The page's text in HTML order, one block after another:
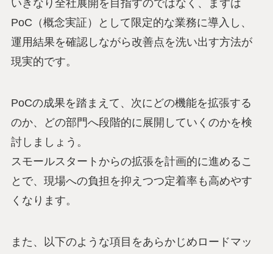
いきなり全社展開を目指すのではなく、まずは
PoC（概念実証）として限定的な業務に導入し、
運用結果を確認しながら改善点を洗い出す方法が
現実的です。
PoCの成果を踏まえて、次にどの機能を拡張する
のか、どの部門へ段階的に展開していくのかを検
討しましょう。
スモールスタートからの拡張を計画的に進めるこ
とで、現場への負担を抑えつつ定着率も高めやす
くなります。
また、以下のような項目をあらかじめロードマッ